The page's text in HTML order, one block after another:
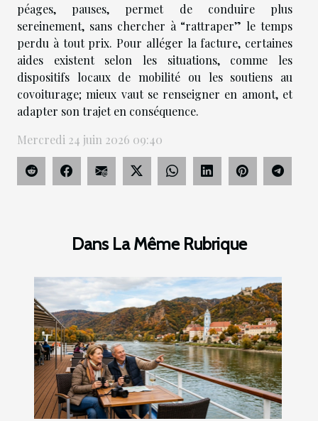
péages, pauses, permet de conduire plus
sereinement, sans chercher à “rattraper” le temps
perdu à tout prix. Pour alléger la facture, certaines
aides existent selon les situations, comme les
dispositifs locaux de mobilité ou les soutiens au
covoiturage; mieux vaut se renseigner en amont, et
adapter son trajet en conséquence.
Mercredi 24 juin 2026 09:40
Dans La Même Rubrique